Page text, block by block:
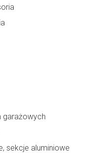
garażowych
sekcje aluminiowe